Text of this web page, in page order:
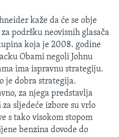
kaže da će se obje
podršku neovisnih glasača
koja je 2008. godine
Obami negoli Johnu
ima ispravnu strategiju.
je dobra strategija.
za njega predstavlja
sljedeće izbore su vrlo
s tako visokom stopom
benzina dovode do